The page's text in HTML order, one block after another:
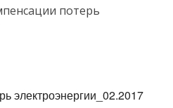
потерь
электроэнергии_02.2017